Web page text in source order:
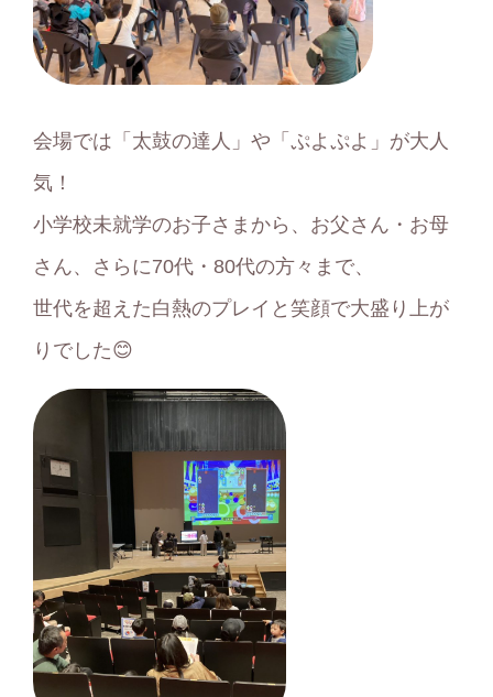
会場では「太鼓の達人」や「ぷよぷよ」が大人
気！
小学校未就学のお子さまから、お父さん・お母
さん、さらに70代・80代の方々まで、
世代を超えた白熱のプレイと笑顔で大盛り上が
りでした😊